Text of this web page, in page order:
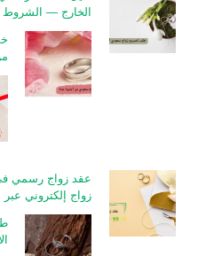
الخارج — الشروط
عقد زواج رسمي
زواج إلكتروني